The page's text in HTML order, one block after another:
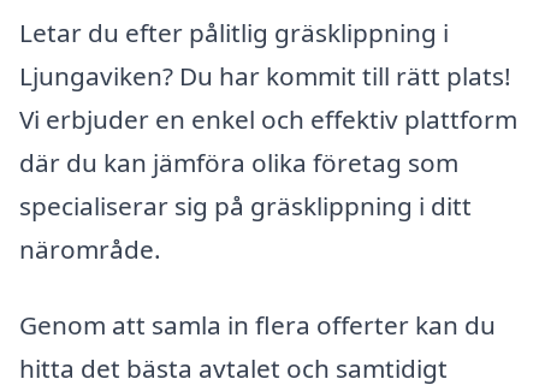
Letar du efter pålitlig gräsklippning i
Ljungaviken? Du har kommit till rätt plats!
Vi erbjuder en enkel och effektiv plattform
där du kan jämföra olika företag som
specialiserar sig på gräsklippning i ditt
närområde.
Genom att samla in flera offerter kan du
hitta det bästa avtalet och samtidigt